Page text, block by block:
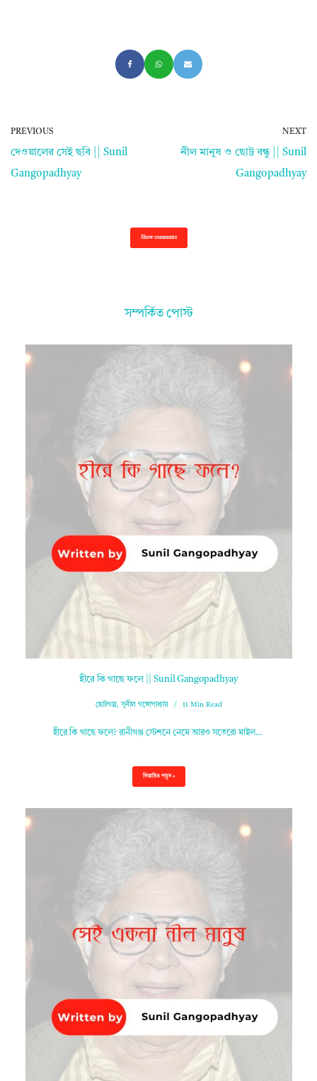
PREVIOUS
দেওয়ালের সেই ছবি || Sunil
Gangopadhyay
NEXT
নীল মানুষ ও ছোট্ট বন্ধু || Sunil
Gangopadhyay
Show comments
সম্পর্কিত পোস্ট
হীরে কি গাছে ফলে || Sunil Gangopadhyay
ছোটগল্প,সুনীল গঙ্গোপাধ্যায় 11 Min Read
হীরে কি গাছে ফলে? রানীগঞ্জ স্টেশনে নেমে আরও সতেরো মাইল…
বিস্তারিত পড়ুন »